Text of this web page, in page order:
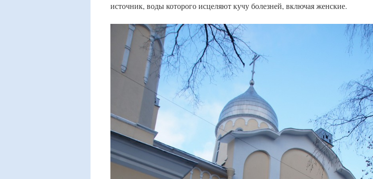
источник, воды которого исцеляют кучу болезней, включая женские.